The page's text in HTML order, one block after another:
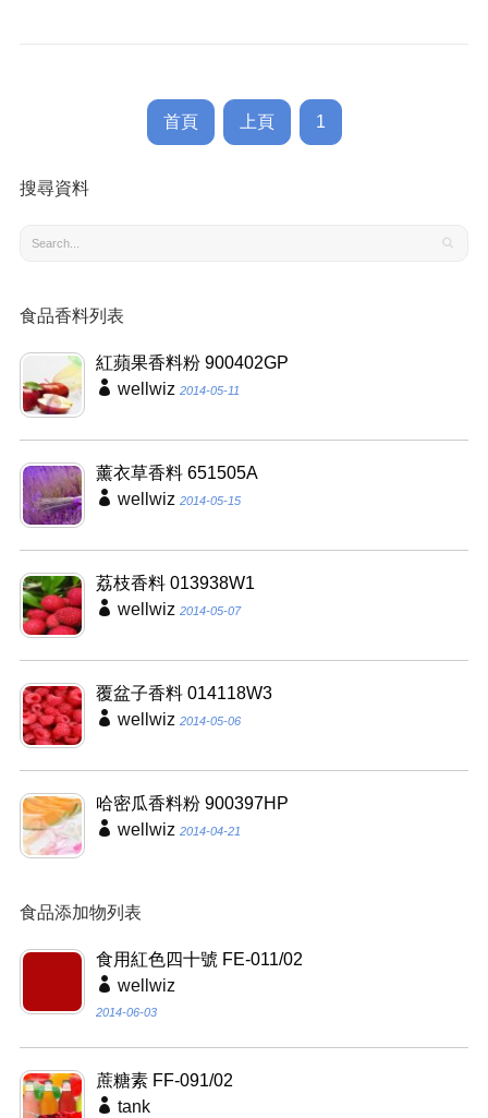
首頁 上頁 1
搜尋資料
食品香料列表
紅蘋果香料粉 900402GP
wellwiz 2014-05-11
薰衣草香料 651505A
wellwiz 2014-05-15
荔枝香料 013938W1
wellwiz 2014-05-07
覆盆子香料 014118W3
wellwiz 2014-05-06
哈密瓜香料粉 900397HP
wellwiz 2014-04-21
食品添加物列表
食用紅色四十號 FE-011/02
wellwiz
2014-06-03
蔗糖素 FF-091/02
tank